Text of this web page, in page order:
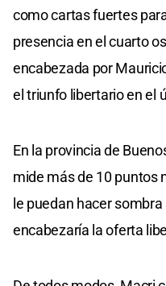
como cartas fuertes
presencia en el cuarto
encabezada por
el triunfo libertario en el
En la provincia de
mide más de 10 puntos
le puedan hacer
encabezaría la oferta